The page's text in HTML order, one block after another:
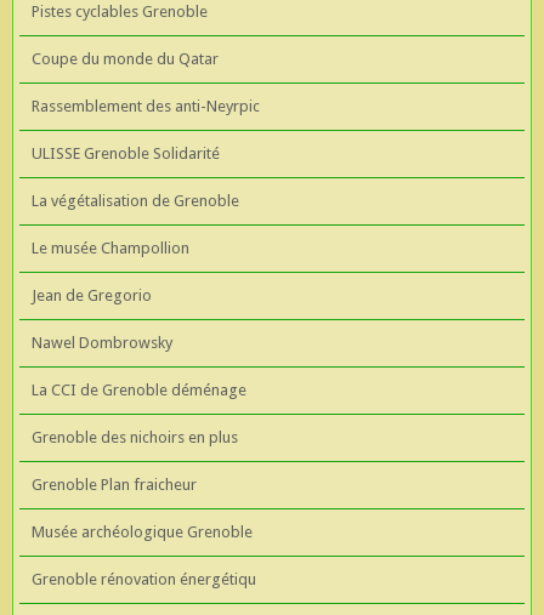
Pistes cyclables Grenoble
Coupe du monde du Qatar
Rassemblement des anti-Neyrpic
ULISSE Grenoble Solidarité
La végétalisation de Grenoble
Le musée Champollion
Jean de Gregorio
Nawel Dombrowsky
La CCI de Grenoble déménage
Grenoble des nichoirs en plus
Grenoble Plan fraicheur
Musée archéologique Grenoble
Grenoble rénovation énergétiqu